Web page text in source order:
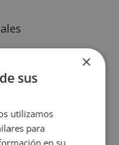
son más reducidas,
funciones y
a dar un paso más a
secomplementen
transformables
×
sus
utilizamos
para
en su